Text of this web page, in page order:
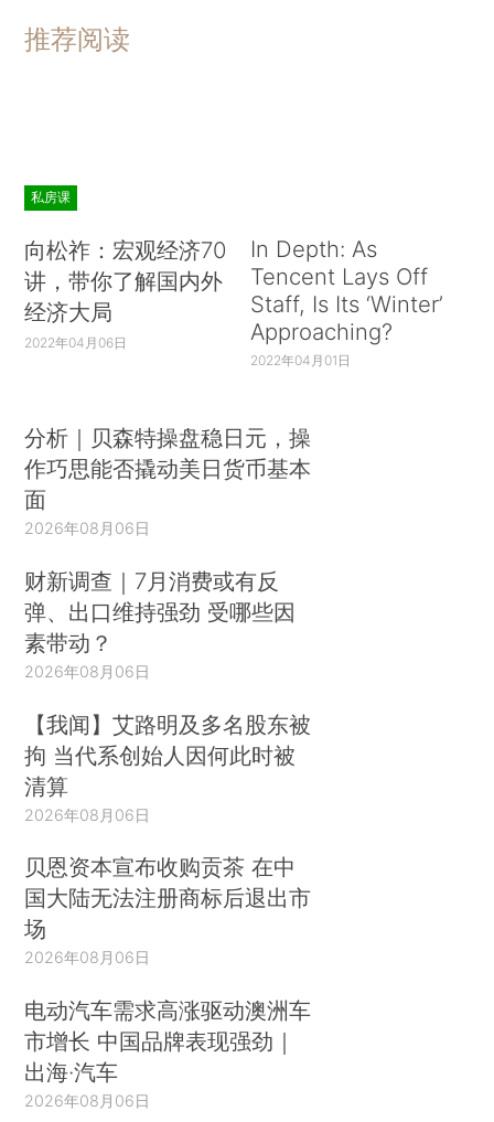
推荐阅读
私房课
向松祚：宏观经济70
讲，带你了解国内外
经济大局
2022年04月06日
In Depth: As
Tencent Lays Off
Staff, Is Its ‘Winter’
Approaching?
2022年04月01日
分析｜贝森特操盘稳日元，操
作巧思能否撬动美日货币基本
面
2026年08月06日
财新调查｜7月消费或有反
弹、出口维持强劲 受哪些因
素带动？
2026年08月06日
【我闻】艾路明及多名股东被
拘 当代系创始人因何此时被
清算
2026年08月06日
贝恩资本宣布收购贡茶 在中
国大陆无法注册商标后退出市
场
2026年08月06日
电动汽车需求高涨驱动澳洲车
市增长 中国品牌表现强劲｜
出海·汽车
2026年08月06日